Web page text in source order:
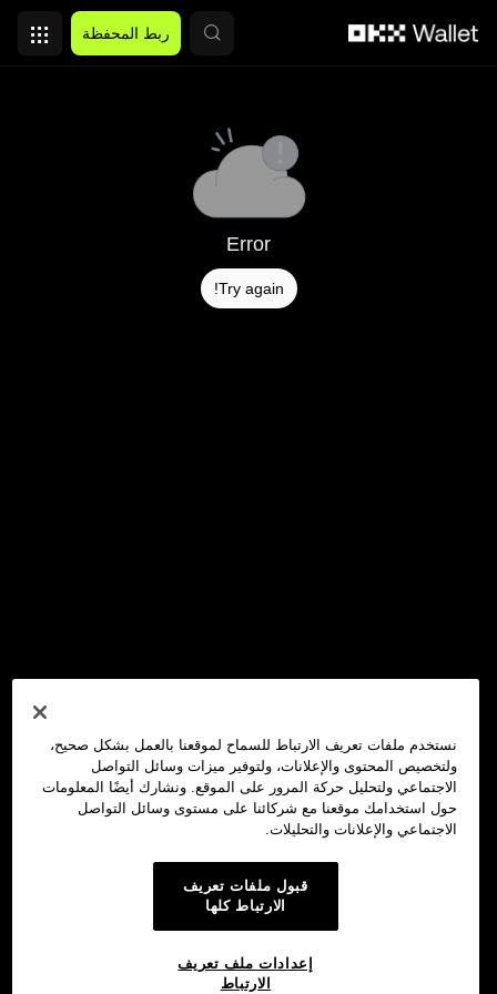
ربط المحفظة
Error
Try again!
نستخدم ملفات تعريف الارتباط للسماح لموقعنا بالعمل بشكل صحيح،
ولتخصيص المحتوى والإعلانات، ولتوفير ميزات وسائل التواصل
الاجتماعي ولتحليل حركة المرور على الموقع. ونشارك أيضًا المعلومات
حول استخدامك موقعنا مع شركائنا على مستوى وسائل التواصل
الاجتماعي والإعلانات والتحليلات.
قبول ملفات تعريف
الارتباط كلها
إعدادات ملف تعريف
الارتباط